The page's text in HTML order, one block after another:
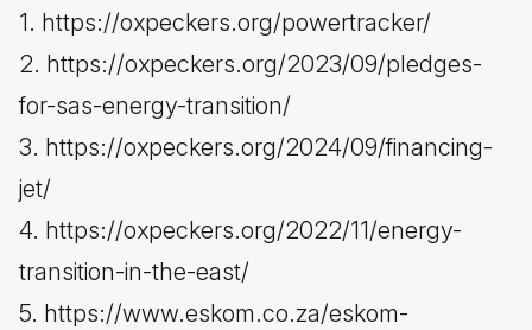
1. https://oxpeckers.org/powertracker/
2. https://oxpeckers.org/2023/09/pledges-
for-sas-energy-transition/
3. https://oxpeckers.org/2024/09/financing-
jet/
4. https://oxpeckers.org/2022/11/energy-
transition-in-the-east/
5. https://www.eskom.co.za/eskom-